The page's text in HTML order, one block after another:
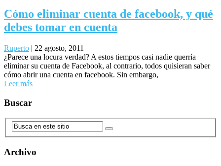
Cómo eliminar cuenta de facebook, y qué
debes tomar en cuenta
Ruperto | 22 agosto, 2011
¿Parece una locura verdad? A estos tiempos casi nadie querría
eliminar su cuenta de Facebook, al contrario, todos quisieran saber
cómo abrir una cuenta en facebook. Sin embargo,
Leer más
Buscar
Archivo